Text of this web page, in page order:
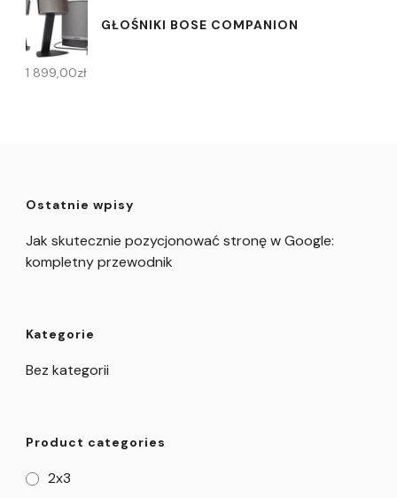
GŁOŚNIKI BOSE COMPANION
1 899,00zł
Ostatnie wpisy
Jak skutecznie pozycjonować stronę w Google:
kompletny przewodnik
Kategorie
Bez kategorii
Product categories
2x3